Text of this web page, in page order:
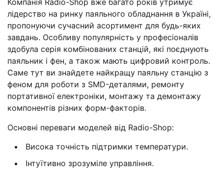
лідерство на ринку паяльного обладнання в Україні,
пропонуючи сучасний асортимент для будь-яких
завдань. Особливу популярність у професіоналів
здобула серія комбінованих станцій, які поєднують
паяльник і фен, а також мають цифровий контроль.
Саме тут ви знайдете найкращу паяльну станцію з
феном для роботи з SMD-деталями, ремонту
портативної електроніки, монтажу та демонтажу
компонентів різних форм-факторів.
Основні переваги моделей від Radio-Shop:
Висока точність підтримки температури.
Інтуїтивно зрозуміле управління.